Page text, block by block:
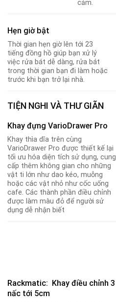
cảm.
Hẹn giờ bật
Thời gian hẹn giờ lên tới 23
tiếng đồng hồ giúp bạn xử lý
việc rửa bát dễ dàng, rửa bát
trong thời gian bạn đi làm hoặc
trước khi bạn trở lại nhà.
TIỆN NGHI VÀ THƯ GIÃN
Khay đựng VarioDrawer Pro
Khay thìa dĩa trên cùng
VarioDrawer Pro được thiết kế lại
tối ưu hóa diện tích sử dụng, cung
cấp thêm không gian cho những
vật ti lớn như dao kéo, muỗng
hoặc các vật nhỏ như cốc uống
cafe. Các thành phần điều chỉnh
được làm màu đỏ để người sử
dụng dễ nhận biết
Rackmatic: Khay điều chỉnh 3
nấc tới 5cm